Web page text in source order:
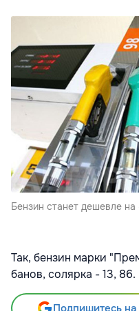
Бензин станет дешевле
Так, бензин марки
банов, солярка - 13, 86.
Подпишитесь на